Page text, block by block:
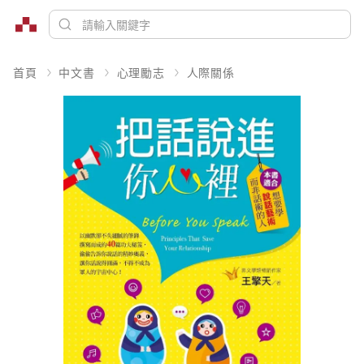
首頁 中文書 心理勵志 人際關係